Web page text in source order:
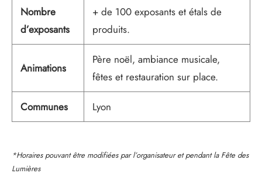
Nombre
d’exposants
+ de 100 exposants et étals de
produits.
Animations
Père noël, ambiance musicale,
fêtes et restauration sur place.
Communes Lyon
*Horaires pouvant être modifiées par l’organisateur et pendant la Fête des
Lumières